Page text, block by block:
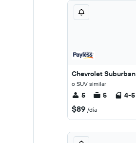
Chevrolet Suburban
o SUV similar
5 5 4-5
$89 /día